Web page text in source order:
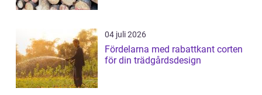
04 juli 2026
Fördelarna med rabattkant corten
för din trädgårdsdesign